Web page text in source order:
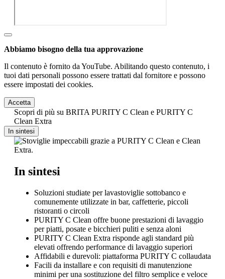
Abbiamo bisogno della tua approvazione
Il contenuto è fornito da YouTube. Abilitando questo contenuto, i
tuoi dati personali possono essere trattati dal fornitore e possono
essere impostati dei cookies.
Accetta
Scopri di più su BRITA PURITY C Clean e PURITY C
Clean Extra
In sintesi
In sintesi
Soluzioni studiate per lavastoviglie sottobanco e
comunemente utilizzate in bar, caffetterie, piccoli
ristoranti o circoli
PURITY C Clean offre buone prestazioni di lavaggio
per piatti, posate e bicchieri puliti e senza aloni
PURITY C Clean Extra risponde agli standard più
elevati offrendo performance di lavaggio superiori
Affidabili e durevoli: piattaforma PURITY C collaudata
Facili da installare e con requisiti di manutenzione
minimi per una sostituzione del filtro semplice e veloce